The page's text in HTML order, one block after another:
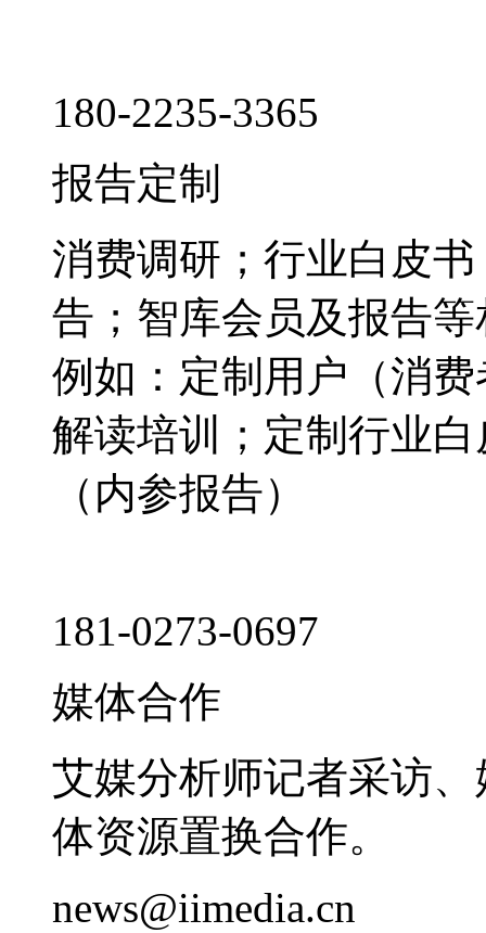
180-2235-3365
报告定制
消费调研；行业白皮
告；智库会员及报告
例如：定制用户（消
解读培训；定制行业
（内参报告）
181-0273-0697
媒体合作
艾媒分析师记者采访
体资源置换合作。
news@iimedia.cn